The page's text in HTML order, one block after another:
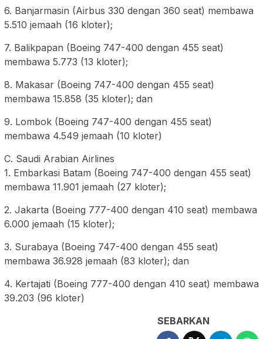
6. Banjarmasin (Airbus 330 dengan 360 seat) membawa
5.510 jemaah (16 kloter);
7. Balikpapan (Boeing 747-400 dengan 455 seat)
membawa 5.773 (13 kloter);
8. Makasar (Boeing 747-400 dengan 455 seat)
membawa 15.858 (35 kloter); dan
9. Lombok (Boeing 747-400 dengan 455 seat)
membawa 4.549 jemaah (10 kloter)
C. Saudi Arabian Airlines
1. Embarkasi Batam (Boeing 747-400 dengan 455 seat)
membawa 11.901 jemaah (27 kloter);
2. Jakarta (Boeing 777-400 dengan 410 seat) membawa
6.000 jemaah (15 kloter);
3. Surabaya (Boeing 747-400 dengan 455 seat)
membawa 36.928 jemaah (83 kloter); dan
4. Kertajati (Boeing 777-400 dengan 410 seat) membawa
39.203 (96 kloter)
SEBARKAN